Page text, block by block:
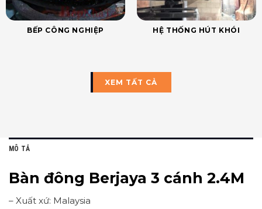
BẾP CÔNG NGHIỆP HỆ THỐNG HÚT KHÓI
XEM TẤT CẢ
MÔ TẢ
Bàn đông Berjaya 3 cánh 2.4M
– Xuất xứ: Malaysia